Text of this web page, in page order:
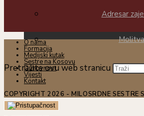
Adresar
Molitva
Pretražite ovu web stranicu
O nama
Formacija
Medijski kutak
Sestre na Kosovu
Duhovnost
Vijesti
Kontakt
COPYRIGHT 2026 - MILOSRDNE SESTRE